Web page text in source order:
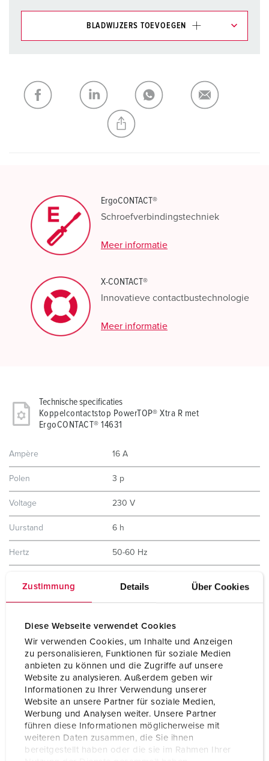
Zustimmung Details Über Cookies
Diese Webseite verwendet Cookies
Wir verwenden Cookies, um Inhalte und Anzeigen
zu personalisieren, Funktionen für soziale Medien
anbieten zu können und die Zugriffe auf unsere
Website zu analysieren. Außerdem geben wir
Informationen zu Ihrer Verwendung unserer
Website an unsere Partner für soziale Medien,
Werbung und Analysen weiter. Unsere Partner
führen diese Informationen möglicherweise mit
weiteren Daten zusammen, die Sie ihnen
bereitgestellt haben oder die sie im Rahmen Ihrer
BLADWIJZERS TOEVOEGEN
Mijn lijst TOEVOEGEN
NIEUW LIJST MAKEN
ErgoCONTACT®
Schroefverbindingstechniek
Meer informatie
X-CONTACT®
Innovatieve contactbustechnologie
Meer informatie
Technische specificaties
Koppelcontactstop PowerTOP® Xtra R met
ErgoCONTACT® 14631
Ampère 16 A
Polen 3 p
Voltage 230 V
Uurstand 6 h
Hertz 50-60 Hz
Contacten
vernikkelde contacten
X-CONTACT®
Beschermingsgraad IP67 / IP69
Certificeringen
CB Zertifikat
VDE
CQC